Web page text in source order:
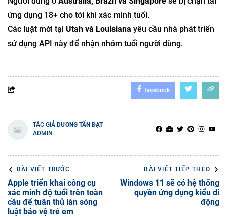
ứng dụng 18+ cho tới khi xác minh tuổi.
Các luật mới tại Utah và Louisiana yêu cầu nhà phát triển
sử dụng API này để nhận nhóm tuổi người dùng.
facebook
TÁC GIẢ DƯƠNG TẤN ĐẠT
ADMIN
BÀI VIẾT TRƯỚC
Apple triển khai công cụ
xác minh độ tuổi trên toàn
cầu để tuân thủ làn sóng
luật bảo vệ trẻ em
BÀI VIẾT TIẾP THEO
Windows 11 sẽ có hệ thống
quyền ứng dụng kiểu di
động